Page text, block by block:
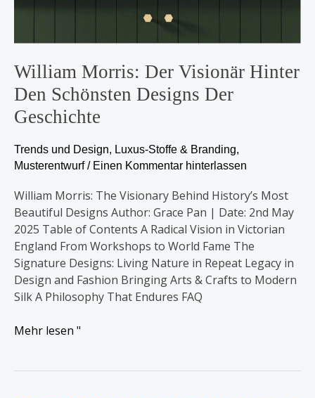
William Morris: Der Visionär Hinter
Den Schönsten Designs Der
Geschichte
Trends und Design, Luxus-Stoffe & Branding,
Musterentwurf/ Einen Kommentar hinterlassen
William Morris: The Visionary Behind History’s Most
Beautiful Designs Author: Grace Pan | Date: 2nd May
2025 Table of Contents A Radical Vision in Victorian
England From Workshops to World Fame The
Signature Designs: Living Nature in Repeat Legacy in
Design and Fashion Bringing Arts & Crafts to Modern
Silk A Philosophy That Endures FAQ
Mehr lesen "